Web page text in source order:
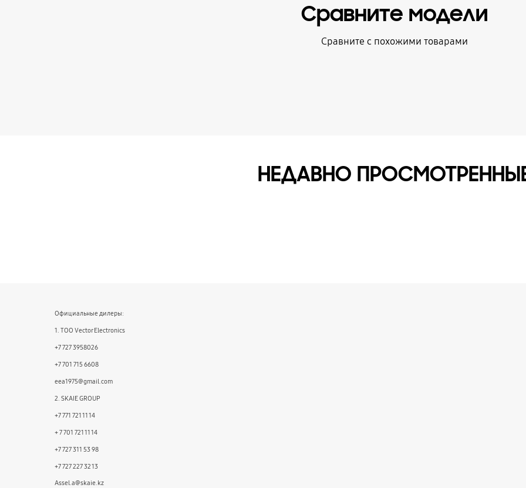
Сравните модели
Сравните с похожими товарами
НЕДАВНО
Официальные дилеры:
1. ТОО Vector Electronics
+7 727 3958026
+7 701 715 6608
eea1975@gmail.com
2. SKAIE GROUP
+7 771 721 11 14
+ 7 701 721 11 14
+7 727 311 53 98
+7 727 227 32 13
Assel.a@skaie.kz